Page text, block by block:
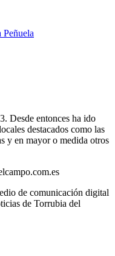
Desde entonces ha ido
destacados como las
y en mayor o medida otros
de comunicación digital
de Torrubia del